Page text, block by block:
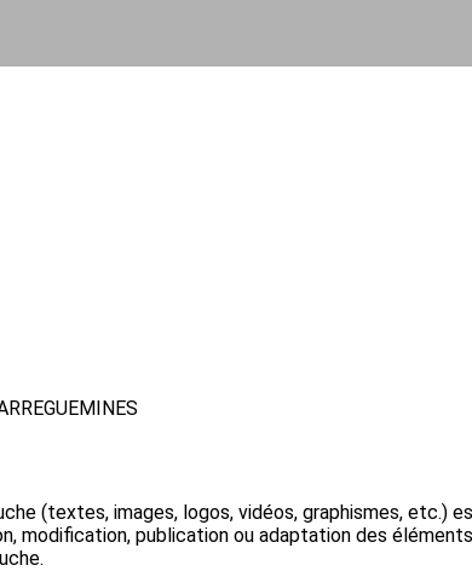
(textes, images, logos, vidéos, graphismes, etc.)
modification, publication ou adaptation des